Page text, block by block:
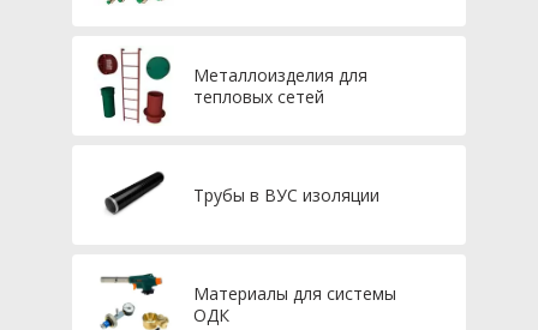
Металлоизделия для
тепловых сетей
Трубы в ВУС изоляции
Материалы для системы
ОДК